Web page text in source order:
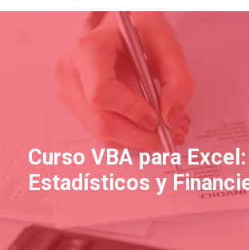
Curso VBA para
Estadísticos y